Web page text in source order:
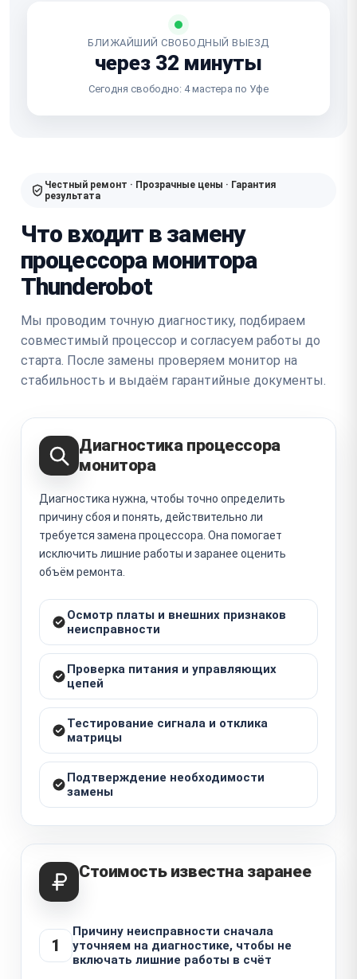
БЛИЖАЙШИЙ СВОБОДНЫЙ ВЫЕЗД
через 32 минуты
Сегодня свободно: 4 мастера по Уфе
Честный ремонт · Прозрачные цены · Гарантия
результата
Что входит в замену
процессора монитора
Thunderobot
Мы проводим точную диагностику, подбираем
совместимый процессор и согласуем работы до
старта. После замены проверяем монитор на
стабильность и выдаём гарантийные документы.
Диагностика процессора
монитора
Диагностика нужна, чтобы точно определить
причину сбоя и понять, действительно ли
требуется замена процессора. Она помогает
исключить лишние работы и заранее оценить
объём ремонта.
Осмотр платы и внешних признаков
неисправности
Проверка питания и управляющих
цепей
Тестирование сигнала и отклика
матрицы
Подтверждение необходимости
замены
Стоимость известна заранее
1
Причину неисправности сначала
уточняем на диагностике, чтобы не
включать лишние работы в счёт